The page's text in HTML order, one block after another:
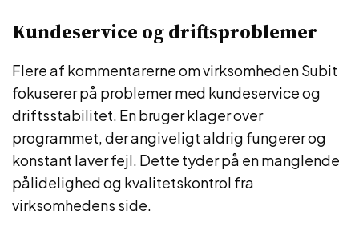
Kundeservice og driftsproblemer
Flere af kommentarerne om virksomheden Subit
fokuserer på problemer med kundeservice og
driftsstabilitet. En bruger klager over
programmet, der angiveligt aldrig fungerer og
konstant laver fejl. Dette tyder på en manglende
pålidelighed og kvalitetskontrol fra
virksomhedens side.